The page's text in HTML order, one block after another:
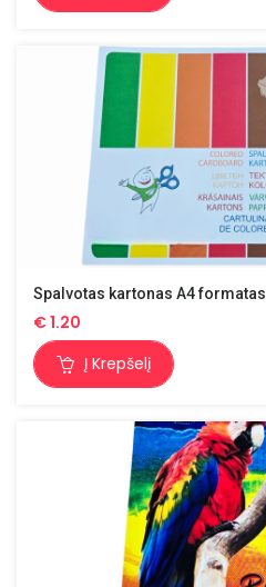
Spalvotas kartonas A4 formatas
€1.20
Į Krepšelį